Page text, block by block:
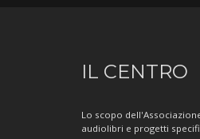
Informazioni
IL CENTRO
Lo scopo
audiolibri e progetti